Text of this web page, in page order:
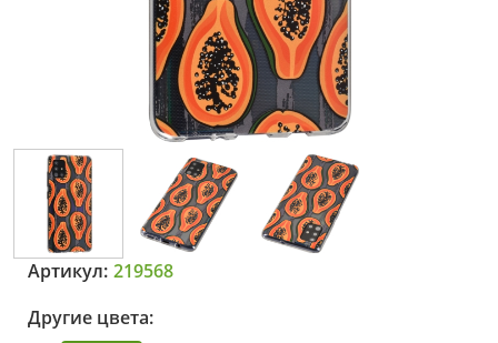
Артикул: 219568
Другие цвета: